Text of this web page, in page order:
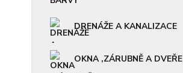
DRENÁŽE A KANALIZACE
OKNA ,ZÁRUBNĚ A DVEŘE